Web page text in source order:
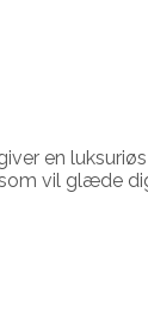
en
vil glæde